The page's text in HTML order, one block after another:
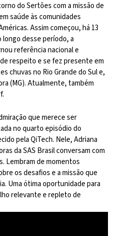
do Sertões com a missão de
saúde às comunidades
Assim começou, há 13
longo desse período, a
referência nacional e
respeito e se fez presente em
chuvas no Rio Grande do Sul e,
(MG). Atualmente, também
que merece ser
no quarto episódio do
pela QiTech. Nele, Adriana
da SAS Brasil conversam com
Lembram de momentos
os desafios e a missão que
Uma ótima oportunidade para
relevante e repleto de